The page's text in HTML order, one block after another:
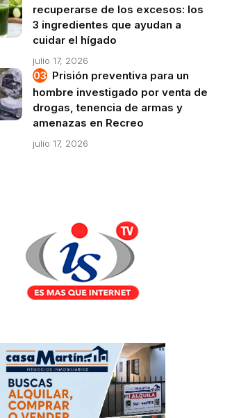
recuperarse de los excesos: los
3 ingredientes que ayudan a
cuidar el hígado
julio 17, 2026
Prisión preventiva para un
hombre investigado por venta de
drogas, tenencia de armas y
amenazas en Recreo
julio 17, 2026